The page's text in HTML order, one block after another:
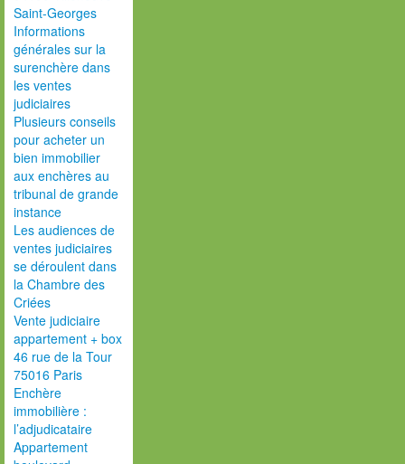
Saint-Georges
Informations
générales sur la
surenchère dans
les ventes
judiciaires
Plusieurs conseils
pour acheter un
bien immobilier
aux enchères au
tribunal de grande
instance
Les audiences de
ventes judiciaires
se déroulent dans
la Chambre des
Criées
Vente judiciaire
appartement + box
46 rue de la Tour
75016 Paris
Enchère
immobilière :
l’adjudicataire
Appartement